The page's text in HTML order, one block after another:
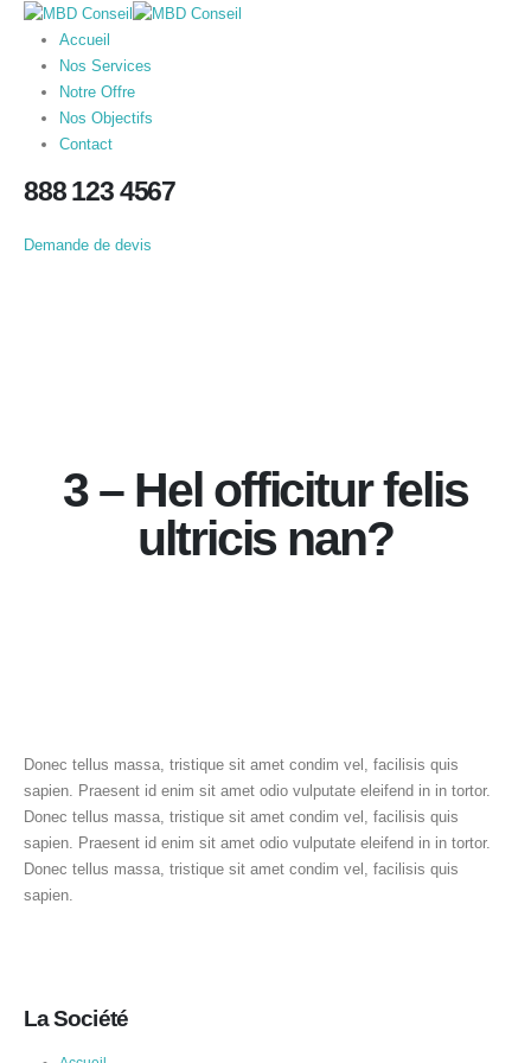
Accueil
Nos Services
Notre Offre
Nos Objectifs
Contact
888 123 4567
Demande de devis
3 – Hel officitur felis
ultricis nan?
Donec tellus massa, tristique sit amet condim vel, facilisis quis
sapien. Praesent id enim sit amet odio vulputate eleifend in in tortor.
Donec tellus massa, tristique sit amet condim vel, facilisis quis
sapien. Praesent id enim sit amet odio vulputate eleifend in in tortor.
Donec tellus massa, tristique sit amet condim vel, facilisis quis
sapien.
La Société